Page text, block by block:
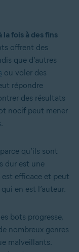
la fois à des fins
offrent des
que d’autres
ou voler des
répondre
des résultats
nocif peut mener
qu’ils sont
dur est une
efficace et peut
qui en est l’auteur.
bots progresse,
nombreux genres
malveillants.